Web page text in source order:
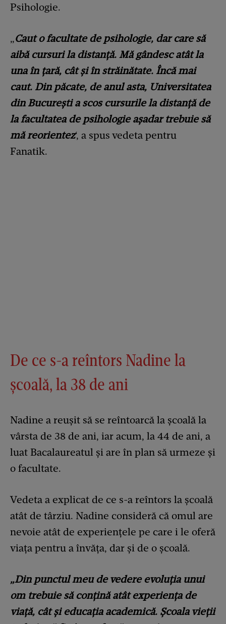
Psihologie.
„Caut o facultate de psihologie, dar care să
aibă cursuri la distanță. Mă gândesc atât la
una în țară, cât și în străinătate. Încă mai
caut. Din păcate, de anul asta, Universitatea
din București a scos cursurile la distanță de
la facultatea de psihologie așadar trebuie să
mă reorientez‘, a spus vedeta pentru
Fanatik.
De ce s-a reîntors Nadine la
școală, la 38 de ani
Nadine a reușit să se reîntoarcă la școală la
vârsta de 38 de ani, iar acum, la 44 de ani, a
luat Bacalaureatul și are în plan să urmeze și
o facultate.
Vedeta a explicat de ce s-a reîntors la școală
atât de târziu. Nadine consideră că omul are
nevoie atât de experiențele pe care i le oferă
viața pentru a învăța, dar și de o școală.
„Din punctul meu de vedere evoluția unui
om trebuie să conțină atât experiența de
viață, cât și educația academică. Școala vieții